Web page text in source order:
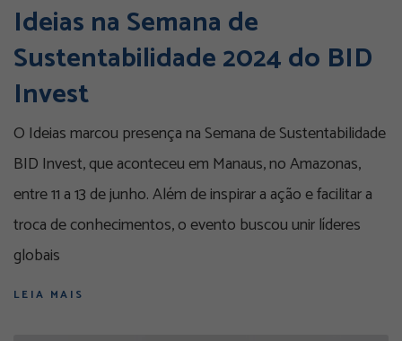
Ideias na Semana de
Sustentabilidade 2024 do BID
Invest
O Ideias marcou presença na Semana de Sustentabilidade
BID Invest, que aconteceu em Manaus, no Amazonas,
entre 11 a 13 de junho. Além de inspirar a ação e facilitar a
troca de conhecimentos, o evento buscou unir líderes
globais
LEIA MAIS